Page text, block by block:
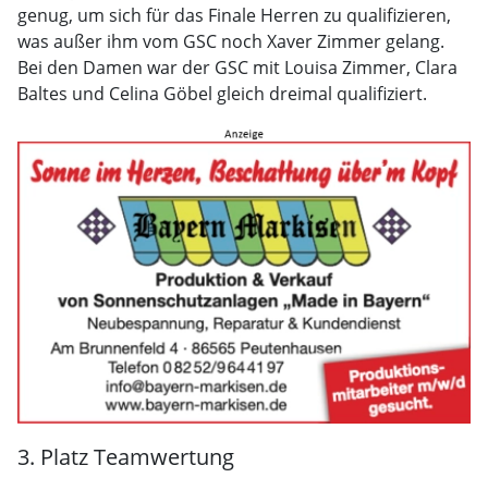
genug, um sich für das Finale Herren zu qualifizieren,
was außer ihm vom GSC noch Xaver Zimmer gelang.
Bei den Damen war der GSC mit Louisa Zimmer, Clara
Baltes und Celina Göbel gleich dreimal qualifiziert.
3. Platz Teamwertung